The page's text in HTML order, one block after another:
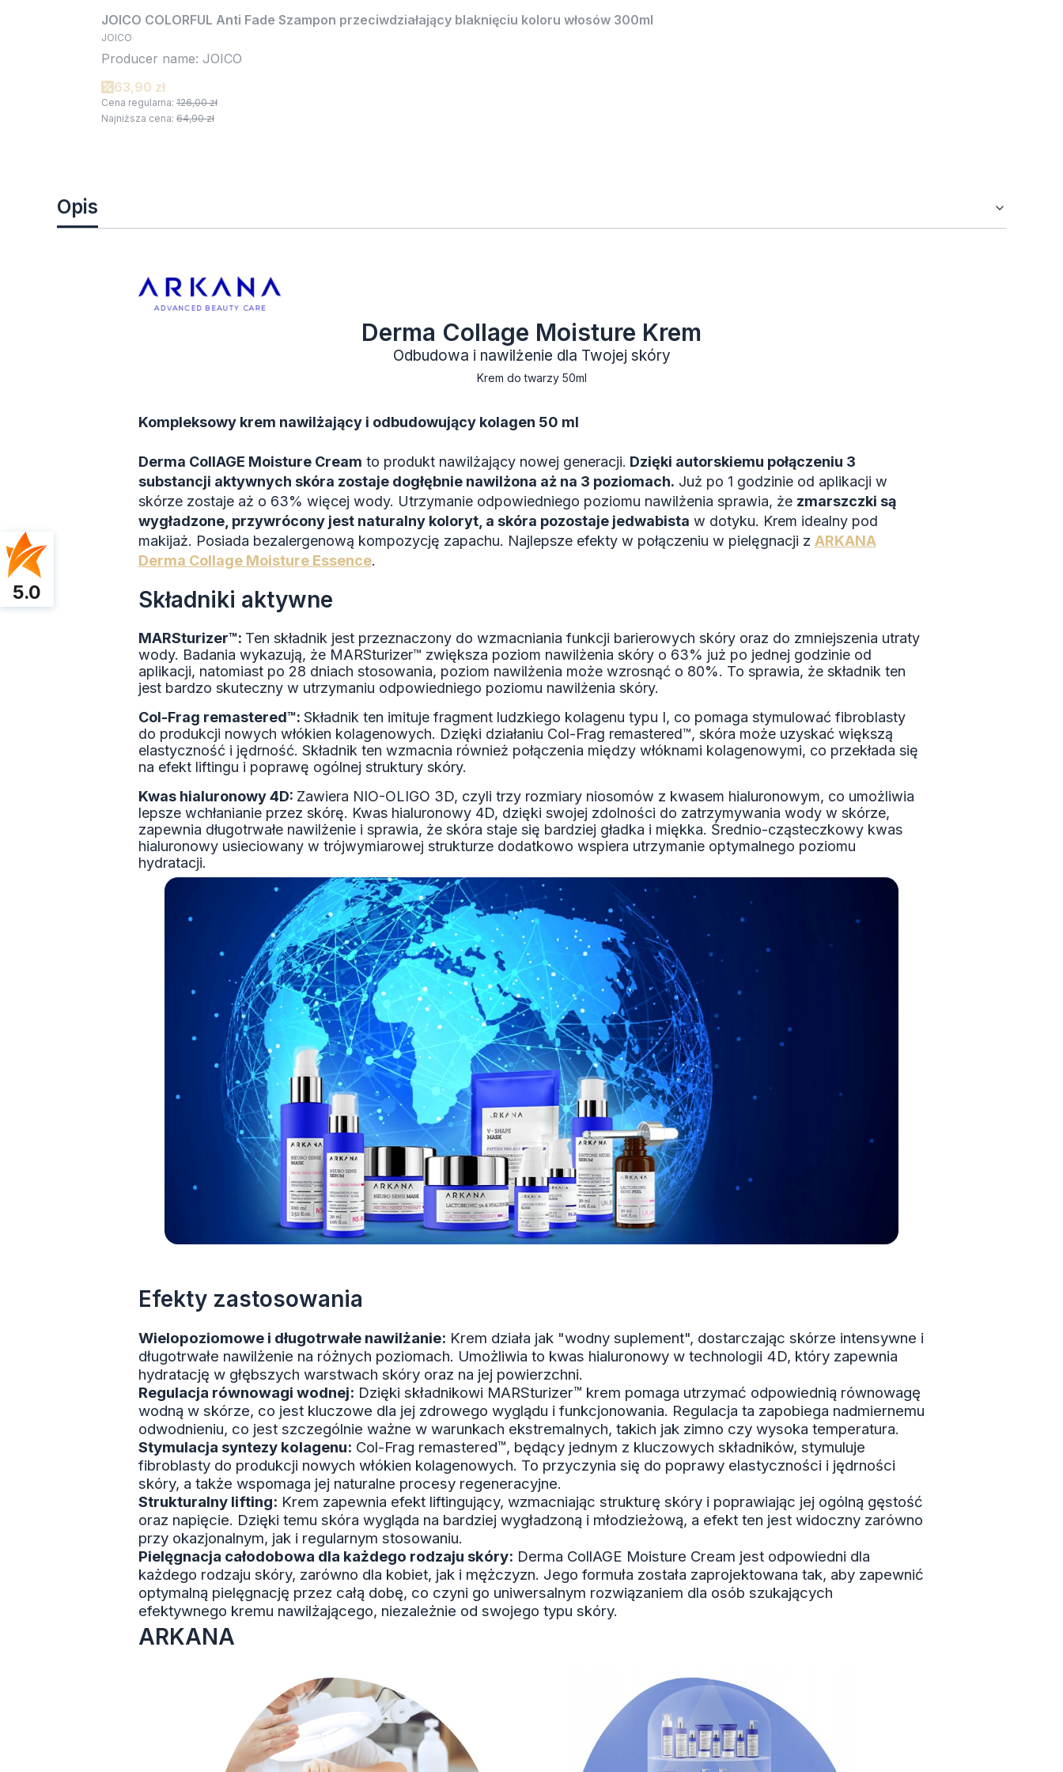
JOICO COLORFUL Anti Fade Szampon przeciwdziałający blaknięciu koloru włosów 300ml
JOICO
Producer name: JOICO
63,90 zł
Cena regularna: 126,00 zł
Najniższa cena: 64,90 zł
Opis
Derma Collage Moisture Krem
Odbudowa i nawilżenie dla Twojej skóry
Krem do twarzy 50ml
Kompleksowy krem nawilżający i odbudowujący kolagen 50 ml
Derma CollAGE Moisture Cream to produkt nawilżający nowej generacji. Dzięki autorskiemu połączeniu 3
substancji aktywnych skóra zostaje dogłębnie nawilżona aż na 3 poziomach. Już po 1 godzinie od aplikacji w
skórze zostaje aż o 63% więcej wody. Utrzymanie odpowiedniego poziomu nawilżenia sprawia, że zmarszczki są
wygładzone, przywrócony jest naturalny koloryt, a skóra pozostaje jedwabista w dotyku. Krem idealny pod
makijaż. Posiada bezalergenową kompozycję zapachu. Najlepsze efekty w połączeniu w pielęgnacji z ARKANA
Derma Collage Moisture Essence.
Składniki aktywne
MARSturizer™: Ten składnik jest przeznaczony do wzmacniania funkcji barierowych skóry oraz do zmniejszenia utraty
wody. Badania wykazują, że MARSturizer™ zwiększa poziom nawilżenia skóry o 63% już po jednej godzinie od
aplikacji, natomiast po 28 dniach stosowania, poziom nawilżenia może wzrosnąć o 80%. To sprawia, że składnik ten
jest bardzo skuteczny w utrzymaniu odpowiedniego poziomu nawilżenia skóry.
Col-Frag remastered™: Składnik ten imituje fragment ludzkiego kolagenu typu I, co pomaga stymulować fibroblasty
do produkcji nowych włókien kolagenowych. Dzięki działaniu Col-Frag remastered™, skóra może uzyskać większą
elastyczność i jędrność. Składnik ten wzmacnia również połączenia między włóknami kolagenowymi, co przekłada się
na efekt liftingu i poprawę ogólnej struktury skóry.
Kwas hialuronowy 4D: Zawiera NIO-OLIGO 3D, czyli trzy rozmiary niosomów z kwasem hialuronowym, co umożliwia
lepsze wchłanianie przez skórę. Kwas hialuronowy 4D, dzięki swojej zdolności do zatrzymywania wody w skórze,
zapewnia długotrwałe nawilżenie i sprawia, że skóra staje się bardziej gładka i miękka. Średnio-cząsteczkowy kwas
hialuronowy usieciowany w trójwymiarowej strukturze dodatkowo wspiera utrzymanie optymalnego poziomu
hydratacji.
Efekty zastosowania
Wielopoziomowe i długotrwałe nawilżanie: Krem działa jak "wodny suplement", dostarczając skórze intensywne i
długotrwałe nawilżenie na różnych poziomach. Umożliwia to kwas hialuronowy w technologii 4D, który zapewnia
hydratację w głębszych warstwach skóry oraz na jej powierzchni.
Regulacja równowagi wodnej: Dzięki składnikowi MARSturizer™ krem pomaga utrzymać odpowiednią równowagę
wodną w skórze, co jest kluczowe dla jej zdrowego wyglądu i funkcjonowania. Regulacja ta zapobiega nadmiernemu
odwodnieniu, co jest szczególnie ważne w warunkach ekstremalnych, takich jak zimno czy wysoka temperatura.
Stymulacja syntezy kolagenu: Col-Frag remastered™, będący jednym z kluczowych składników, stymuluje
fibroblasty do produkcji nowych włókien kolagenowych. To przyczynia się do poprawy elastyczności i jędrności
skóry, a także wspomaga jej naturalne procesy regeneracyjne.
Strukturalny lifting: Krem zapewnia efekt liftingujący, wzmacniając strukturę skóry i poprawiając jej ogólną gęstość
oraz napięcie. Dzięki temu skóra wygląda na bardziej wygładzoną i młodzieżową, a efekt ten jest widoczny zarówno
przy okazjonalnym, jak i regularnym stosowaniu.
Pielęgnacja całodobowa dla każdego rodzaju skóry: Derma CollAGE Moisture Cream jest odpowiedni dla
każdego rodzaju skóry, zarówno dla kobiet, jak i mężczyzn. Jego formuła została zaprojektowana tak, aby zapewnić
optymalną pielęgnację przez całą dobę, co czyni go uniwersalnym rozwiązaniem dla osób szukających
efektywnego kremu nawilżającego, niezależnie od swojego typu skóry.
ARKANA
5.0